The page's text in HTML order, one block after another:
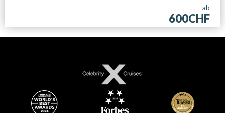
ab
600CHF